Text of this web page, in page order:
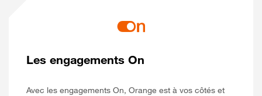
Les engagements On
Avec les engagements On, Orange est à vos côtés et